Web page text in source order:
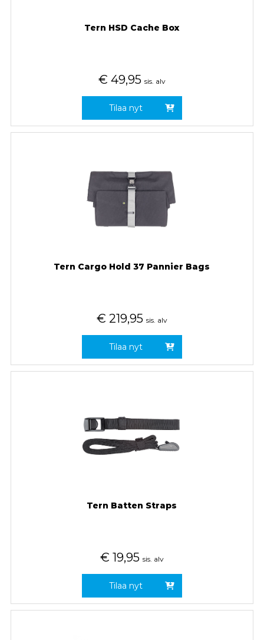
Tern HSD Cache Box
€ 49,95 sis. alv
Tilaa nyt
Tern Cargo Hold 37 Pannier Bags
€ 219,95 sis. alv
Tilaa nyt
Tern Batten Straps
€ 19,95 sis. alv
Tilaa nyt